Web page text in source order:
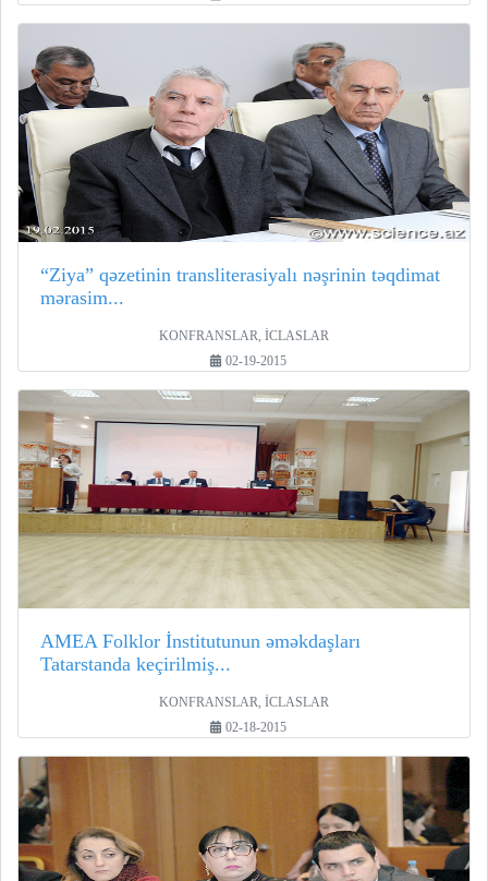
“Ziya” qəzetinin transliterasiyalı nəşrinin təqdimat
mərasim...
KONFRANSLAR, İCLASLAR
02-19-2015
AMEA Folklor İnstitutunun əməkdaşları
Tatarstanda keçirilmiş...
KONFRANSLAR, İCLASLAR
02-18-2015